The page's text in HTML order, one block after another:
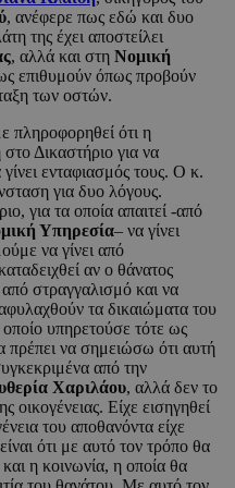
, ανέφερε πως εδώ και δυο
της έχει αποστείλει
, αλλά και στη Νομική
επιθυμούν όπως προβούν
των οστών.
πληροφορηθεί ότι η
στο Δικαστήριο για να
ενταφιασμός τους. Ο κ.
για δυο λόγους.
για τα οποία απαιτεί -από
Υπηρεσία– να γίνει
να γίνει από
αν ο θάνατος
στραγγαλισμό και να
τα δικαιώματα του
υπηρετούσε τότε ως
πρέπει να σημειώσω ότι αυτή
από την
Χαριλάου, αλλά δεν το
οικογένειας. Είχε εισηγηθεί
του αποθανόντα είχε
είναι ότι με αυτό τον τρόπο θα
η κοινωνία, η οποία θα